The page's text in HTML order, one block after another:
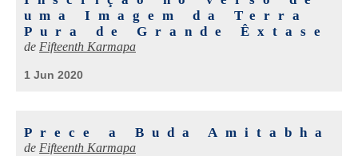
uma Imagem da Terra
Pura de Grande Êxtase
de Fifteenth Karmapa
1 Jun 2020
Prece a Buda Amitabha
de Fifteenth Karmapa